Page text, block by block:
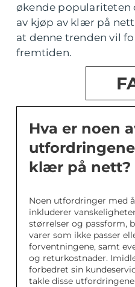
økende
av kjøp av klær på
at denne trenden vil
fremtiden.
Hva er noen
klær på nett?
Noen utfordringer med
inkluderer
størrelser og passform,
varer som ikke passer
forventningene, samt
og returkostnader.
forbedret sin
takle disse utfordringene.